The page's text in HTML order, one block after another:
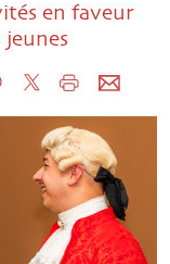
en faveur
jeunes